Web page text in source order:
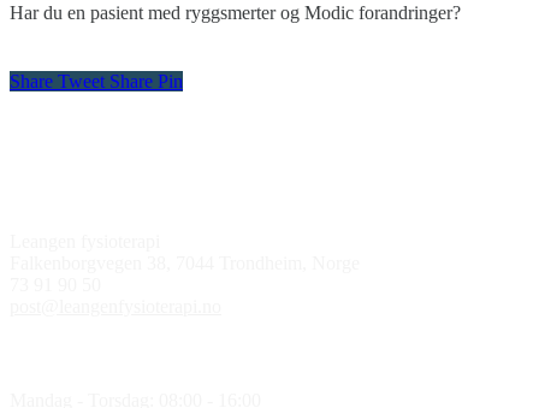
Har du en pasient med ryggsmerter og Modic forandringer?
Share Tweet Share Pin